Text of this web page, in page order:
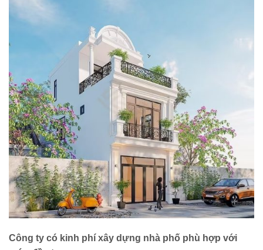
Công ty có kinh phí xây dựng nhà phố phù hợp với